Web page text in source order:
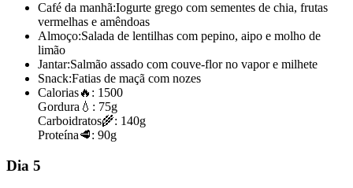
Café da manhã:Iogurte grego com sementes de chia, frutas
vermelhas e amêndoas
Almoço:Salada de lentilhas com pepino, aipo e molho de
limão
Jantar:Salmão assado com couve-flor no vapor e milhete
Snack:Fatias de maçã com nozes
Calorias🔥: 1500
Gordura 💧: 75g
Carboidratos🌾: 140g
Proteína🥩: 90g
Dia 5